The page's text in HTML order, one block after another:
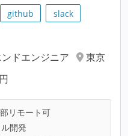
github
slack
ドエンジニア
東京
リモート可
開発